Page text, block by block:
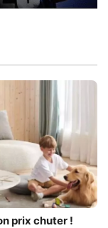
prix chuter !